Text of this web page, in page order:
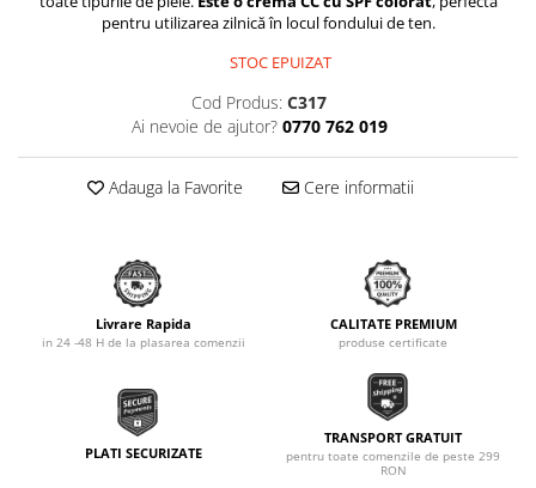
pentru utilizarea zilnică în locul fondului de ten.
STOC EPUIZAT
Cod Produs: C317
Ai nevoie de ajutor? 0770 762 019
Adauga la Favorite Cere informatii
Livrare Rapida
in 24 -48 H de la plasarea comenzii
CALITATE PREMIUM
produse certificate
PLATI SECURIZATE
TRANSPORT GRATUIT
pentru toate comenzile de peste 299
RON